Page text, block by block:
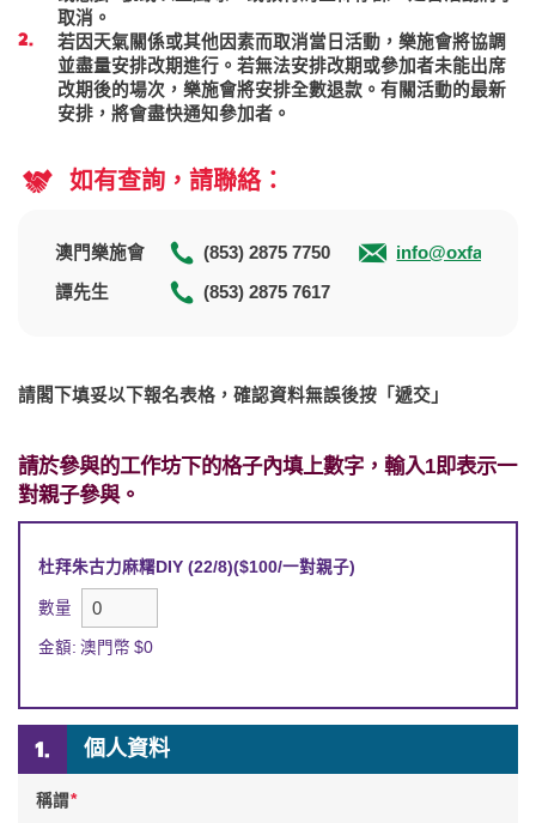
取消。
若因天氣關係或其他因素而取消當日活動，樂施會將協調
並盡量安排改期進行。若無法安排改期或參加者未能出席
改期後的場次，樂施會將安排全數退款。有關活動的最新
安排，將會盡快通知參加者。
如有查詢，請聯絡：
澳門樂施會 (853) 2875 7750
譚先生 (853) 2875 7617
請閣下填妥以下報名表格，確認資料無誤後按「遞交」
請於參與的工作坊下的格子內填上數字，輸入1即表示一
對親子參與。
杜拜朱古力麻糬DIY (22/8)($100/一對親子)
數量
金額: 澳門幣 $0
個人資料
稱謂*